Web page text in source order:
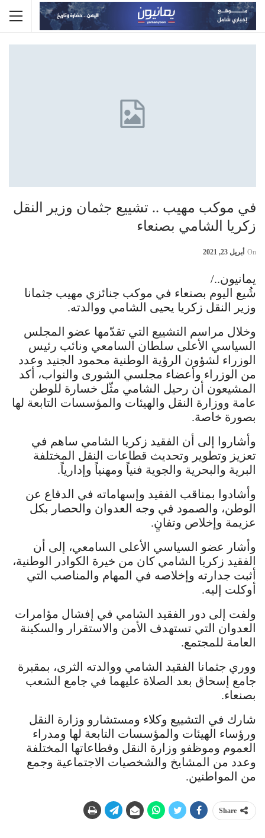
في موكب مهيب .. تشييع جثمان وزير النقل
زكريا الشامي بصنعاء
On أبريل 23, 2021
يمانيون../
شُيع اليوم بصنعاء في موكب جنائزي مهيب جثمانا
وزير النقل زكريا يحيى الشامي ووالدته.
وخلال مراسم التشييع التي تقدّمها عضو المجلس
السياسي الأعلى سلطان السامعي ونائب رئيس
الوزراء لشؤون الرؤية الوطنية محمود الجنيد وعدد
من الوزراء وأعضاء مجلسي الشورى والنواب، أكد
المشيعون أن رحيل الشامي مثّل خسارة للوطن
عامة ووزارة النقل والهيئات والمؤسسات التابعة لها
بصورة خاصة.
وأشاروا إلى أن الفقيد زكريا الشامي ساهم في
تعزيز وتطوير وتحديث قطاعات النقل المختلفة
البرية والبحرية والجوية فنياً ومهنياً وإدارياً.
وأشادوا بمناقب الفقيد وإسهاماته في الدفاع عن
الوطن، والصمود في وجه العدوان والحصار بكل
عزيمة وإخلاص وتفانٍ.
وأشار عضو السياسي الأعلى السامعي، إلى أن
الفقيد زكريا الشامي كان من خيرة الكوادر الوطنية،
أثبت جدارته وإخلاصه في المهام والمناصب التي
أوكلت إليه.
ولفت إلى دور الفقيد الشامي في إفشال مؤامرات
العدوان التي تستهدف الأمن والاستقرار والسكينة
العامة للمجتمع.
ووري جثمانا الفقيد الشامي ووالدته الثرى، بمقبرة
جامع إسحاق بعد الصلاة عليهما في جامع الشعب
بصنعاء.
شارك في التشييع وكلاء ومستشارو وزارة النقل
ورؤساء الهيئات والمؤسسات التابعة لها ومدراء
العموم وموظفو وزارة النقل وقطاعاتها المختلفة
وعدد من المشايخ والشخصيات الاجتماعية وجمع
من المواطنين.
Share